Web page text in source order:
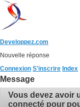
Developpez.com
Nouvelle réponse
Connexion S'inscrire Index
Message
Vous devez avoir
connecté pour